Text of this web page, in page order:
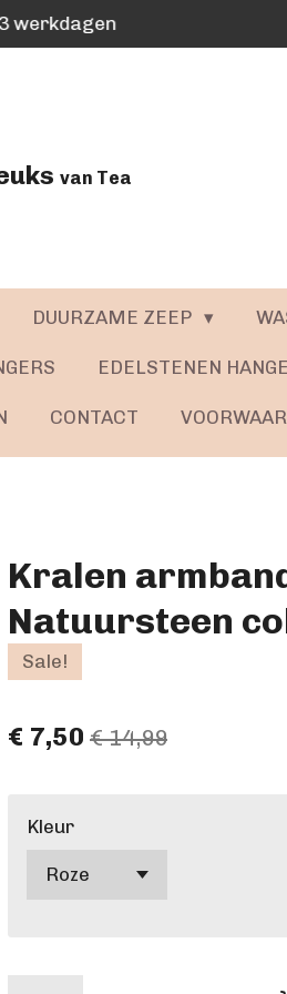
werkdagen
van Tea
DUURZAME ZEEP
EDELSTENEN
CONTACT
Kralen
Natuursteen
Sale!
€ 7,50 € 14,99
Kleur